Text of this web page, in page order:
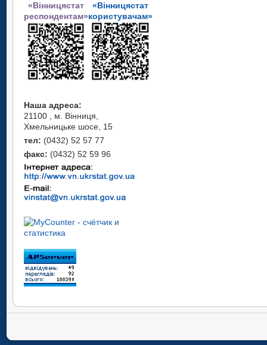
«Вінницястат
респондентам»
«Вінницястат
користувачам»
Наша адреса:
21100 , м. Вінниця,
Хмельницьке шосе, 15
тел: (0432) 52 57 77
факс: (0432) 52 59 96